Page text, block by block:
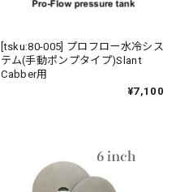
[tsku:80-005] プロフロー水冷シス
テム(手動ポンプタイプ)Slant
Cabber用
¥7,100